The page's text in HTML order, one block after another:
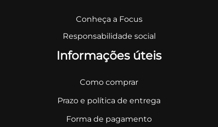
Conheça a Focus
Responsabilidade social
Informações úteis
Como comprar
Prazo e política de entrega
Forma de pagamento